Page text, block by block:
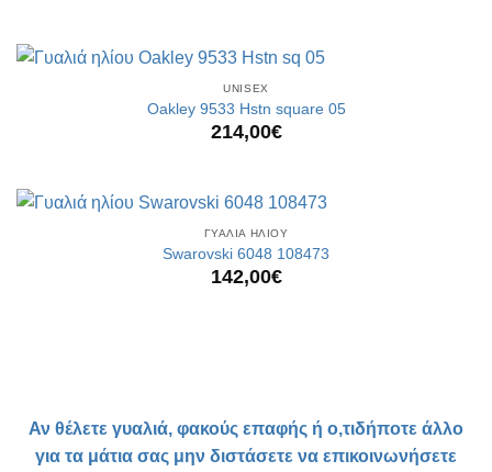
UNISEX
Oakley 9533 Hstn square 05
214,00€
ΓΥΑΛΙΑ ΗΛΙΟΥ
Swarovski 6048 108473
142,00€
Αν θέλετε γυαλιά, φακούς επαφής ή ο,τιδήποτε άλλο
για τα μάτια σας μην διστάσετε να επικοινωνήσετε